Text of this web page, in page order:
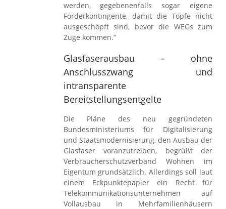
werden, gegebenenfalls sogar eigene
Förderkontingente, damit die Töpfe nicht
ausgeschöpft sind, bevor die WEGs zum
Zuge kommen.“
Glasfaserausbau – ohne
Anschlusszwang und
intransparente
Bereitstellungsentgelte
Die Pläne des neu gegründeten
Bundesministeriums für Digitalisierung
und Staatsmodernisierung, den Ausbau der
Glasfaser voranzutreiben, begrüßt der
Verbraucherschutzverband Wohnen im
Eigentum grundsätzlich. Allerdings soll laut
einem Eckpunktepapier ein Recht für
Telekommunikationsunternehmen auf
Vollausbau in Mehrfamilienhäusern